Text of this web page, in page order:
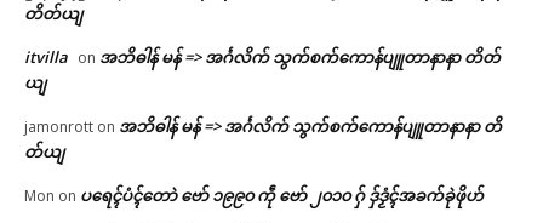
တိတ်ယျ
itvilla on အဘိဓါန် မန် => အၚ်္ဂလိက် သွက်စက်ကောန်ပျူတာနာနာ တိတ်
ယျ
jamonrott on အဘိဓါန် မန် => အၚ်္ဂလိက် သွက်စက်ကောန်ပျူတာနာနာ တိ
တ်ယျ
Mon on ပရေၚ်ပံၚ်တောဲ ဗော် ၁၉၉၀ ကဵု ဗော် ၂၀၁၀ ဂှ် ဒှ်ဒၟံၚ်အခက်ခုဲဖိုဟ်